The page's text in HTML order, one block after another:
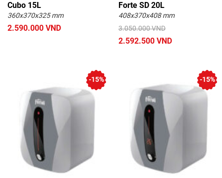
Cubo 15L
360x370x325 mm
2.590.000 VND
Forte SD 20L
408x370x408 mm
3.050.000 VND
2.592.500 VND
-15% -15%